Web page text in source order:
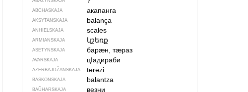
ABCHASKAJA акапанга
AKSYTANSKAJA balança
ANHIELSKAJA scales
ARMIANSKAJA կշեռք
ASETYNSKAJA барӕн, тӕраз
AVARSKAJA цIадираби
AZERBAJDŽAN­SKAJA tərəzi
BASKONSKAJA balantza
BAŬHARSKAJA везни